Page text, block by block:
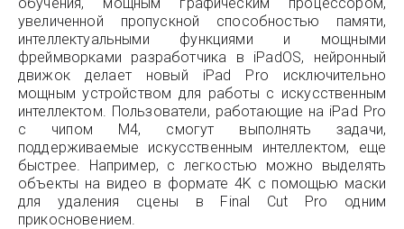
увеличенной пропускной способностью памяти,
интеллектуальными функциями и мощными
фреймворками разработчика в iPadOS, нейронный
движок делает новый iPad Pro исключительно
мощным устройством для работы с искусственным
интеллектом. Пользователи, работающие на iPad Pro
с чипом M4, смогут выполнять задачи,
поддерживаемые искусственным интеллектом, еще
быстрее. Например, с легкостью можно выделять
объекты на видео в формате 4K с помощью маски
для удаления сцены в Final Cut Pro одним
прикосновением.